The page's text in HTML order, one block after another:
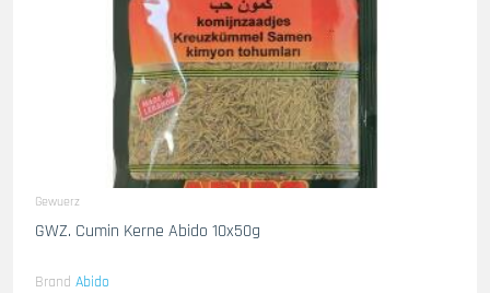
Gewuerz
GWZ. Cumin Kerne Abido 10x50g
Brand Abido